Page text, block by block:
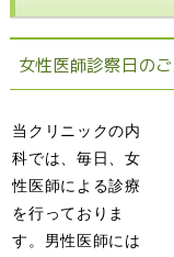
女性医師診察日の
当クリニックの内
科では、毎日、女
性医師による診療
を行っておりま
す。男性医師には